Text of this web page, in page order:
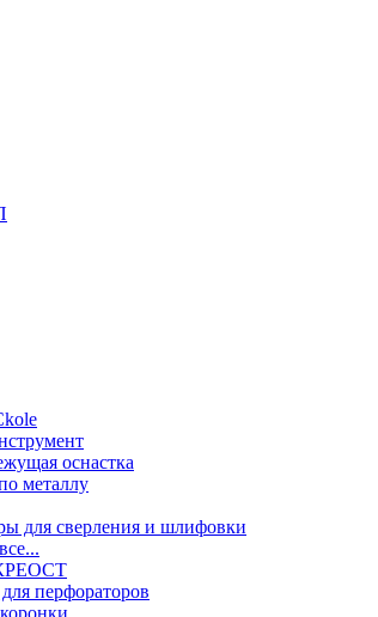
оснастка
металлу
для сверления и шлифовки
перфораторов